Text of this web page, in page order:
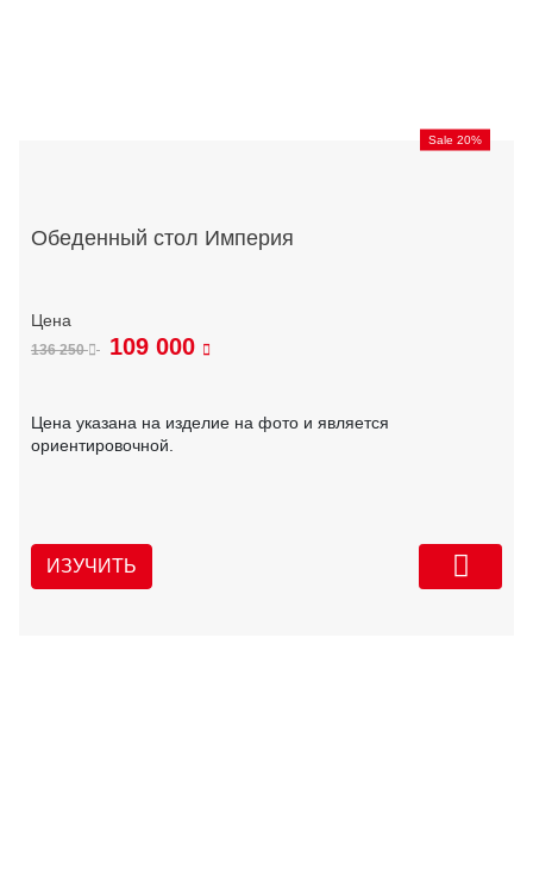
Sale 20%
Обеденный стол Империя
136 250 109 000
Цена указана на изделие на фото и является
ориентировочной.
ИЗУЧИТЬ